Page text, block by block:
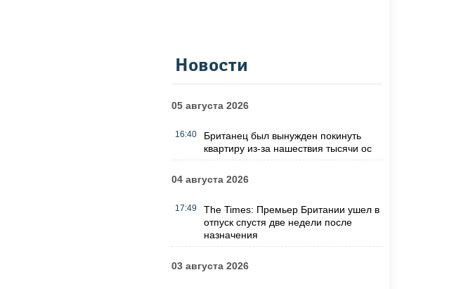
Новости
05 августа 2026
16:40
Британец был вынужден покинуть
квартиру из-за нашествия тысячи ос
04 августа 2026
17:49
The Times: Премьер Британии ушел в
отпуск спустя две недели после
назначения
03 августа 2026